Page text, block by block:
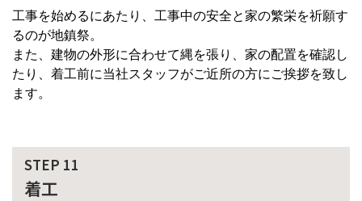
工事を始めるにあたり、工事中の安全と家の繁栄を祈願す
るのが地鎮祭。
また、建物の外形に合わせて縄を張り、家の配置を確認し
たり、着工前に当社スタッフがご近所の方にご挨拶を致し
ます。
STEP 11
着工